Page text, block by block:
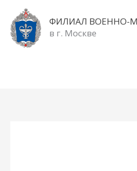
Перейти
содержимому
ФИЛИАЛ ВОЕННО-
в г. Москве